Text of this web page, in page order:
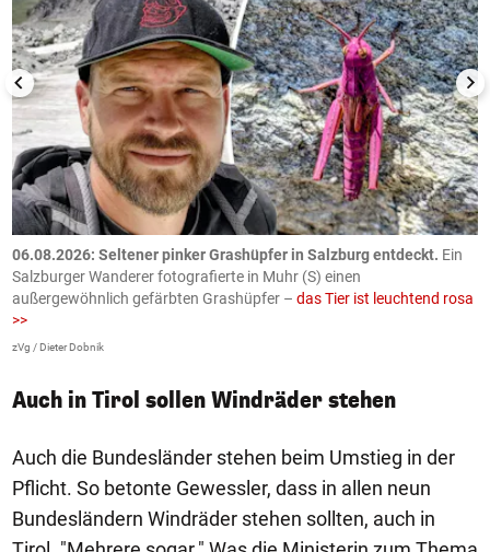
06.08.2026: Seltener pinker Grashüpfer in Salzburg entdeckt. Ein
Salzburger Wanderer fotografierte in Muhr (S) einen
außergewöhnlich gefärbten Grashüpfer – das Tier ist leuchtend rosa
>>
zVg / Dieter Dobnik
Auch in Tirol sollen Windräder stehen
Auch die Bundesländer stehen beim Umstieg in der
Pflicht. So betonte Gewessler, dass in allen neun
Bundesländern Windräder stehen sollten, auch in